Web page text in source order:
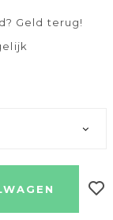
Geld terug!